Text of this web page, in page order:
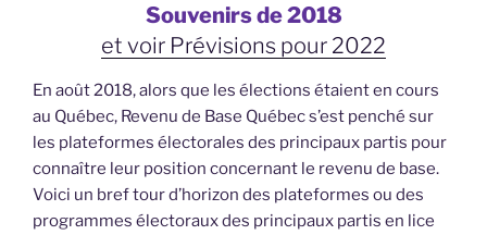
Souvenirs de 2018
et voir Prévisions pour 2022
En août 2018, alors que les élections étaient en cours
au Québec, Revenu de Base Québec s’est penché sur
les plateformes électorales des principaux partis pour
connaître leur position concernant le revenu de base.
Voici un bref tour d’horizon des plateformes ou des
programmes électoraux des principaux partis en lice